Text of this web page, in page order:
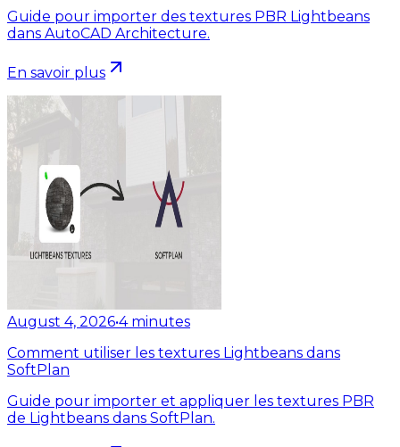
Guide pour importer des textures PBR Lightbeans
dans AutoCAD Architecture.
En savoir plus
August 4, 2026•4 minutes
Comment utiliser les textures Lightbeans dans
SoftPlan
Guide pour importer et appliquer les textures PBR
de Lightbeans dans SoftPlan.